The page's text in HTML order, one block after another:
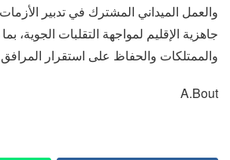
والعمل الميداني المشترك في تدبير الأزمات
جاهزية الإقليم لمواجهة التقلبات الجوية،
والممتلكات والحفاظ على استقرار المرافق
A.Bout